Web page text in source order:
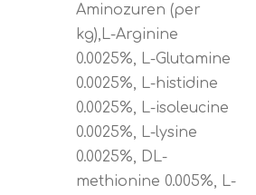
Aminozuren (per
kg),L-Arginine
0.0025%, L-Glutamine
0.0025%, L-histidine
0.0025%, L-isoleucine
0.0025%, L-lysine
0.0025%, DL-
methionine 0.005%, L-